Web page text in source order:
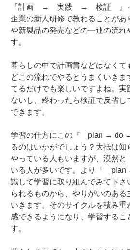
『計画 → 実践 → 検証 』っ
企業の新人研修で教わることがあ
や新製品の発売などの一連の流れ
す。
暮らしの中で計画書などはなくて
どこの流れでやるとうまくいきま
てるだけでも楽しいですよね。実
ないし、終わったら検証で反省し
できます。
学習の仕方にこの『 plan → do
るのはいかがでしょう？大抵は知
やっている人もいますが、漠然
いる人が多いです。より『
識して学習に取り組んでみて下さ
られるものから、やりがいのある
いきます。そのサイクルを積み重
感できるようになり、学習するこ
す。